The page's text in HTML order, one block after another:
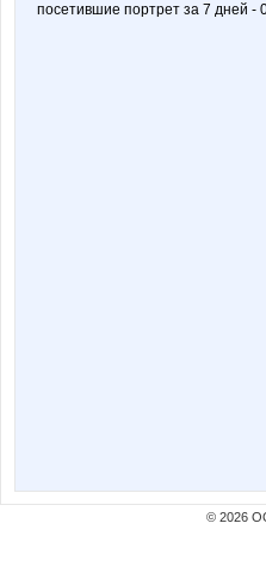
посетившие портрет за 7 дней -
© 2026